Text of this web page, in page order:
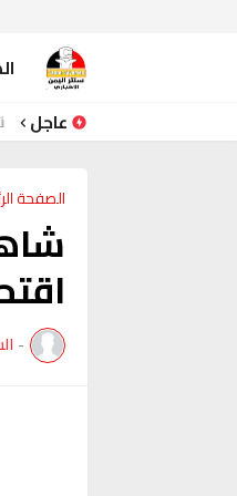
عاجل
الصفحة
-